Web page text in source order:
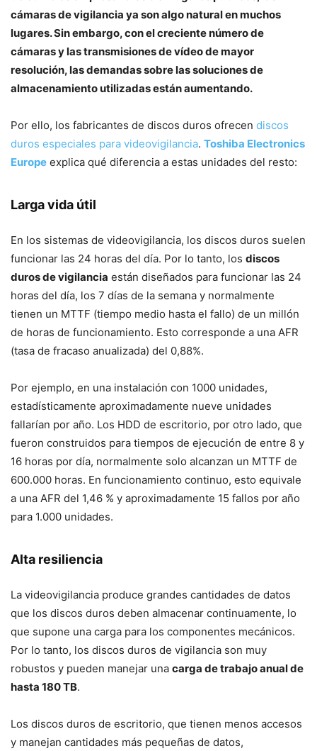
cámaras de vigilancia ya son algo natural en muchos
lugares. Sin embargo, con el creciente número de
cámaras y las transmisiones de vídeo de mayor
resolución, las demandas sobre las soluciones de
almacenamiento utilizadas están aumentando.
Por ello, los fabricantes de discos duros ofrecen discos
duros especiales para videovigilancia. Toshiba Electronics
Europe explica qué diferencia a estas unidades del resto:
Larga vida útil
En los sistemas de videovigilancia, los discos duros suelen
funcionar las 24 horas del día. Por lo tanto, los discos
duros de vigilancia están diseñados para funcionar las 24
horas del día, los 7 días de la semana y normalmente
tienen un MTTF (tiempo medio hasta el fallo) de un millón
de horas de funcionamiento. Esto corresponde a una AFR
(tasa de fracaso anualizada) del 0,88%.
Por ejemplo, en una instalación con 1000 unidades,
estadísticamente aproximadamente nueve unidades
fallarían por año. Los HDD de escritorio, por otro lado, que
fueron construidos para tiempos de ejecución de entre 8 y
16 horas por día, normalmente solo alcanzan un MTTF de
600.000 horas. En funcionamiento continuo, esto equivale
a una AFR del 1,46 % y aproximadamente 15 fallos por año
para 1.000 unidades.
Alta resiliencia
La videovigilancia produce grandes cantidades de datos
que los discos duros deben almacenar continuamente, lo
que supone una carga para los componentes mecánicos.
Por lo tanto, los discos duros de vigilancia son muy
robustos y pueden manejar una carga de trabajo anual de
hasta 180 TB.
Los discos duros de escritorio, que tienen menos accesos
y manejan cantidades más pequeñas de datos,